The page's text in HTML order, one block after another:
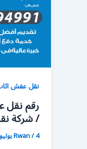
نقل عفش
/ شركة
Rwan/4 يوليو، 2021